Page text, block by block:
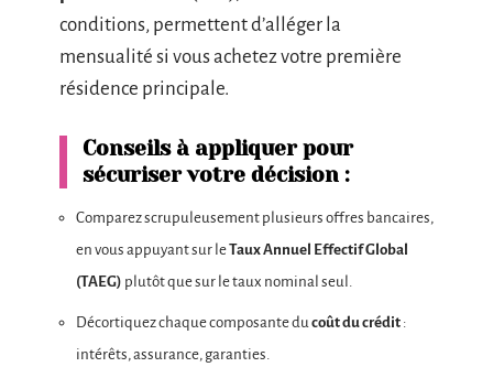
conditions, permettent d’alléger la
mensualité si vous achetez votre première
résidence principale.
Conseils à appliquer pour
sécuriser votre décision :
Comparez scrupuleusement plusieurs offres bancaires,
en vous appuyant sur leTaux Annuel Effectif Global
(TAEG) plutôt que sur le taux nominal seul.
Décortiquez chaque composante du coût du crédit :
intérêts, assurance, garanties.